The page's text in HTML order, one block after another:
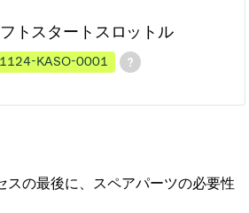
トスタートスロットル
KASO-0001
スの最後に、スペアパーツの必要性